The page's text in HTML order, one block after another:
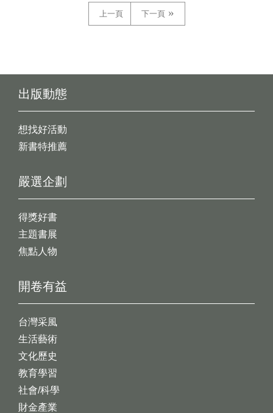
上一頁 下一頁
出版動態
想找好活動
新書特推薦
開卷有益
台灣采風
生活藝術
文化歷史
教育學習
社會/科學
財金產業
嚴選企劃
得獎好書
主題書展
焦點人物